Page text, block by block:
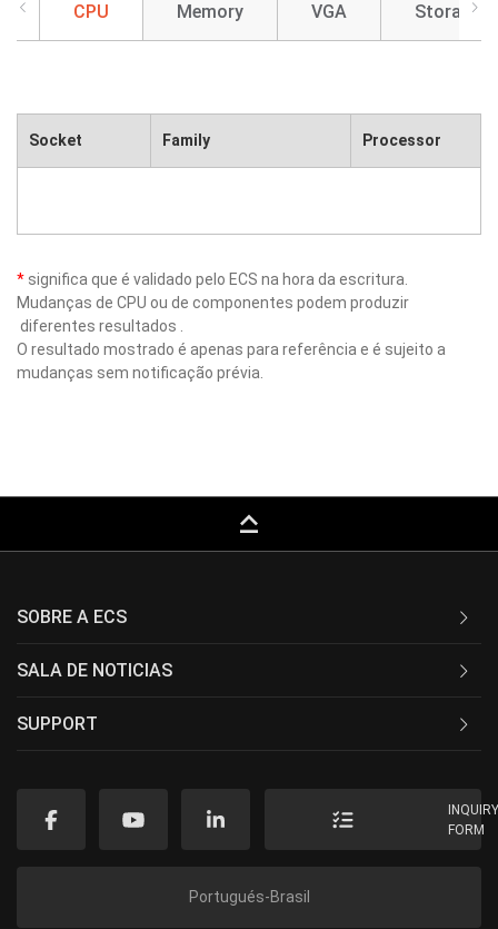
CPU Memory VGA Storage
Socket Family Processor
* significa que é validado pelo ECS na hora da escritura.
Mudanças de CPU ou de componentes podem produzir
diferentes resultados .
O resultado mostrado é apenas para referência e é sujeito a
mudanças sem notificação prévia.
keyboard_capslock
SOBRE A ECS
SALA DE NOTICIAS
SUPPORT
FORM
Portugués-Brasil